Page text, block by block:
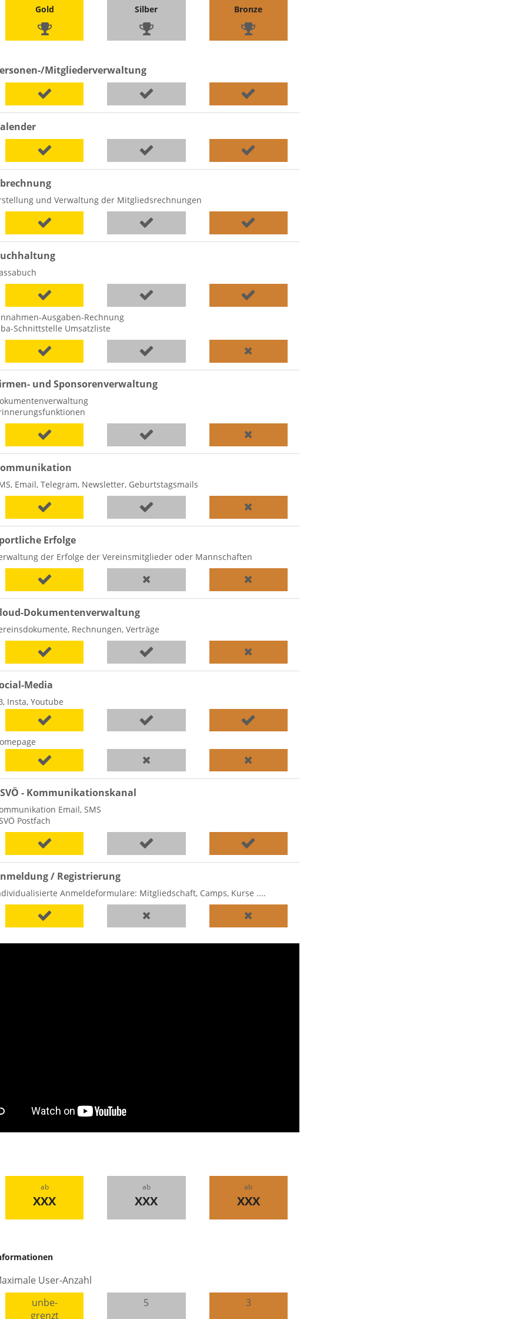
Gold Silber Bronze
Mitgliederverwaltung
und Verwaltung der Mitgliedsrechnungen
Ausgaben-Rechnung
Schnittstelle Umsatzliste
und Sponsorenverwaltung
Email, Telegram, Newsletter, Geburtstagsmails
Erfolge
der Erfolge der Vereinsmitglieder oder Mannschaften
Dokumentenverwaltung
Rechnungen, Verträge
Media
Insta, Youtube
- Kommunikationskanal
Email, SMS
Postfach
/ Registrierung
Anmeldeformulare: Mitgliedschaft, Camps, Kurse ....
ab
XXX
ab
XXX
ab
XXX
User-Anzahl
unbe-
grenzt
5 3